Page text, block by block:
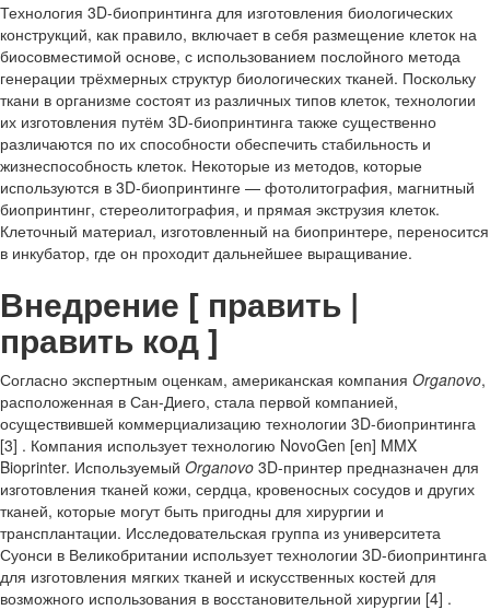
Технология 3D-биопринтинга для изготовления биологических
конструкций, как правило, включает в себя размещение клеток на
биосовместимой основе, с использованием послойного метода
генерации трёхмерных структур биологических тканей. Поскольку
ткани в организме состоят из различных типов клеток, технологии
их изготовления путём 3D-биопринтинга также существенно
различаются по их способности обеспечить стабильность и
жизнеспособность клеток. Некоторые из методов, которые
используются в 3D-биопринтинге — фотолитография, магнитный
биопринтинг, стереолитография, и прямая экструзия клеток.
Клеточный материал, изготовленный на биопринтере, переносится
в инкубатор, где он проходит дальнейшее выращивание.
Внедрение [ править |
править код ]
Согласно экспертным оценкам, американская компания Organovo,
расположенная в Сан-Диего, стала первой компанией,
осуществившей коммерциализацию технологии 3D-биопринтинга
[3] . Компания использует технологию NovoGen [en] MMX
Bioprinter. Используемый Organovo 3D-принтер предназначен для
изготовления тканей кожи, сердца, кровеносных сосудов и других
тканей, которые могут быть пригодны для хирургии и
трансплантации. Исследовательская группа из университета
Суонси в Великобритании использует технологии 3D-биопринтинга
для изготовления мягких тканей и искусственных костей для
возможного использования в восстановительной хирургии [4] .